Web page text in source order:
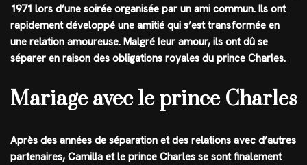
1971 lors d’une soirée organisée par un ami commun. Ils ont
rapidement développé une amitié qui s’est transformée en
une relation amoureuse. Malgré leur amour, ils ont dû se
séparer en raison des obligations royales du prince Charles.
Mariage avec le prince Charles
Après des années de séparation et des relations avec d’autres
partenaires, Camilla et le prince Charles se sont finalement